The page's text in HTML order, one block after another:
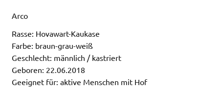
Arco
Rasse: Hovawart-Kaukase
Farbe: braun-grau-weiß
Geschlecht: männlich / kastriert
Geboren: 22.06.2018
Geeignet für: aktive Menschen mit Hof